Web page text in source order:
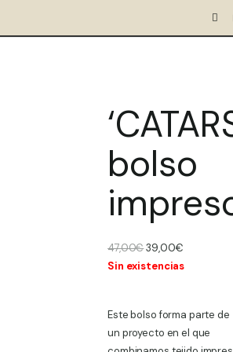
bolso
47,00€El
precio
47,00€.
39,00€El
precio
39,00€.
Sin existencias
Este bolso forma parte de
un proyecto en el que